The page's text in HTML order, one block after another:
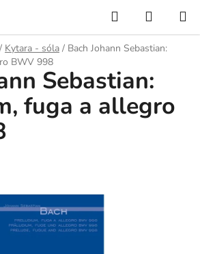
Hledat
KOŠÍK
/ Kytara - sóla / Bach Johann Sebastian:
BWV 998
Sebastian:
fuga a allegro